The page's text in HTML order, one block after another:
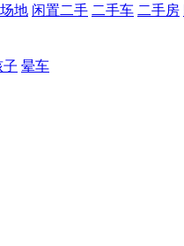
地 闲置二手 二手车 二手房
子 晕车